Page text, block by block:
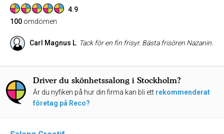
4.9
100 omdömen
Carl Magnus L: Tack för en fin frisyr. Bästa frisören Nazanin.
Driver du skönhetssalong i Stockholm?
Är du nyfiken på hur din firma kan bli ett rekommenderat
företag på Reco?